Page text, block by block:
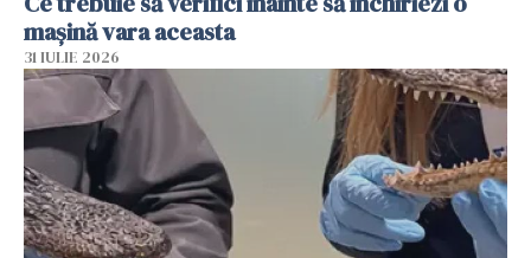
mașină vara aceasta
31 IULIE 2026